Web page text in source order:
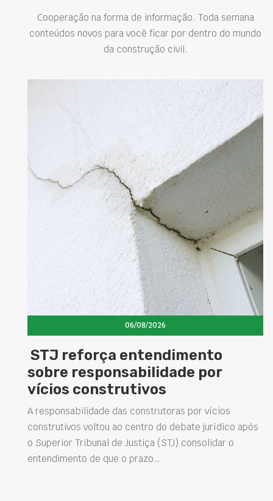
Cooperação na forma de informação. Toda semana
conteúdos novos para você ficar por dentro do mundo
da construção civil.
por
por vícios
jurídico após
consolidar o
Concretos
elevam desempenho
estruturas e
soluções na
Projetar estruturas mais duráveis,
intervenções de manutenção e
desempenho das obras são